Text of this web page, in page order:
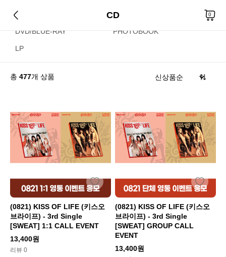
CD 0
CD KIHNO/KIT
DVD/BLUE-RAY PHOTOBOOK
LP
총 477개 상품
(0821) KISS OF LIFE (키스오
브라이프) - 3rd Single
[SWEAT] 1:1 CALL EVENT
13,400원
리뷰 0
(0821) KISS OF LIFE (키스오
브라이프) - 3rd Single
[SWEAT] GROUP CALL
EVENT
13,400원